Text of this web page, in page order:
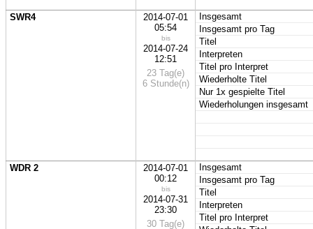
SWR4
2014-07-01
05:54
bis
2014-07-24
12:51
23 Tag(e)
6 Stunde(n)
Insgesamt
Insgesamt pro Tag
Titel
Interpreten
Titel pro Interpret
Wiederholte Titel
Nur 1x gespielte Titel
Wiederholungen insgesamt
WDR 2
2014-07-01
00:12
bis
2014-07-31
23:30
30 Tag(e)
Insgesamt
Insgesamt pro Tag
Titel
Interpreten
Titel pro Interpret